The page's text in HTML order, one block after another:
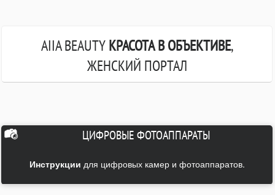
AIIA BEAUTYКРАСОТА В ОБЪЕКТИВЕ,
ЖЕНСКИЙ ПОРТАЛ
ЦИФРОВЫЕ ФОТОАППАРАТЫ
Инструкции для цифровых камер и фотоаппаратов.